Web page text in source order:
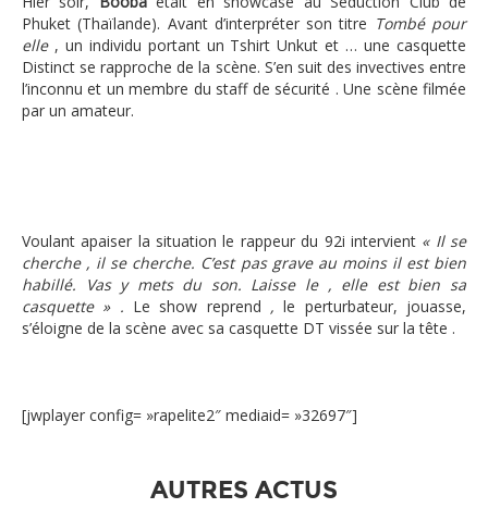
Phuket (Thaïlande). Avant d’interpréter son titre Tombé pour
elle, un individu portant un Tshirt Unkut et … une casquette
Distinct se rapproche de la scène. S’en suit des invectives entre
l’inconnu et un membre du staff de sécurité . Une scène filmée
par un amateur.
Voulant apaiser la situation le rappeur du 92i intervient « Il se
cherche , il se cherche. C’est pas grave au moins il est bien
habillé. Vas y mets du son. Laisse le , elle est bien sa
casquette » . Le show reprend ,le perturbateur, jouasse,
s’éloigne de la scène avec sa casquette DT vissée sur la tête .
[jwplayer config= »rapelite2″ mediaid= »32697″]
AUTRES ACTUS